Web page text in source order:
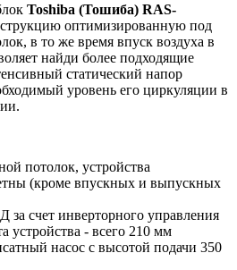
Toshiba (Тошиба) RAS-
оптимизированную под
в то же время впуск воздуха в
найди более подходящие
статический напор
уровень его циркуляции в
потолок, устройства
(кроме впускных и выпускных
счет инверторного управления
устройства - всего 210 мм
насос с высотой подачи 350